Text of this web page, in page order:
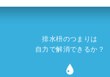
排水枡のつまりは
自力で解消できるか？